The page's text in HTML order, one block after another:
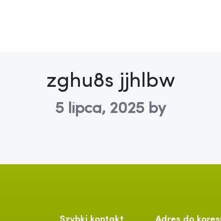
zghu8s jjhlbw
5 lipca, 2025 by